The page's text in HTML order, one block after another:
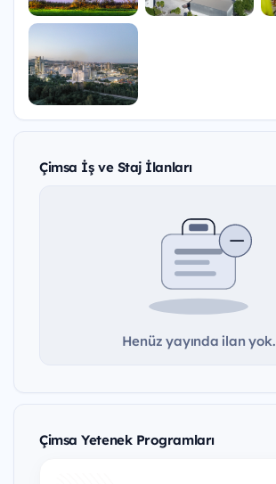
Çimsa İş ve Staj İlanları
Henüz yayında ilan yok.
Çimsa Yetenek Programları